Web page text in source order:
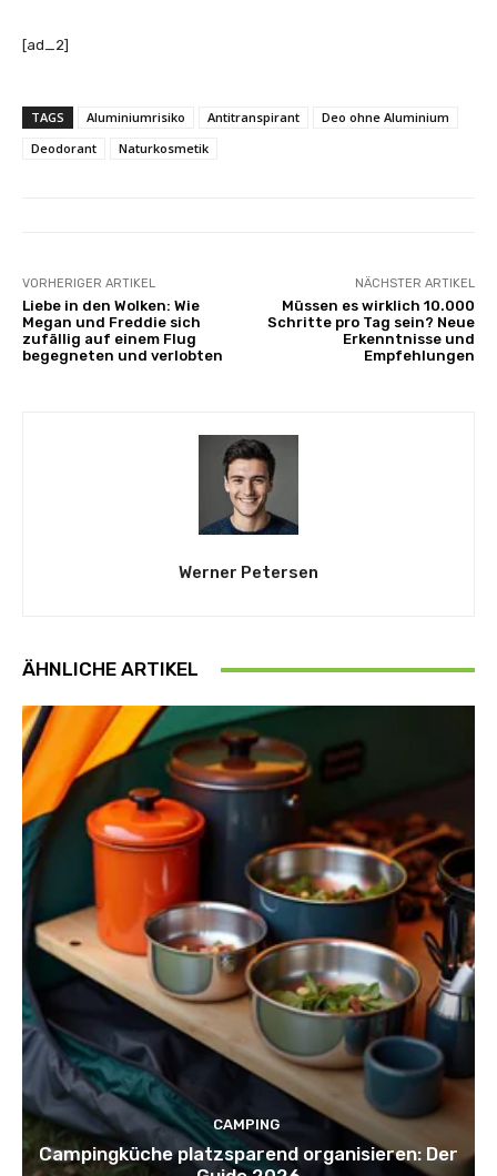
[ad_2]
TAGS Aluminiumrisiko Antitranspirant
Deo ohne Aluminium
Deodorant
Naturkosmetik
VORHERIGER ARTIKEL
Liebe in den Wolken: Wie
Megan und Freddie sich
zufällig auf einem Flug
begegneten und verlobten
NÄCHSTER ARTIKEL
Müssen es wirklich 10.000
Schritte pro Tag sein? Neue
Erkenntnisse und
Empfehlungen
Werner Petersen
ÄHNLICHE ARTIKEL
CAMPING
Campingküche platzsparend organisieren: Der